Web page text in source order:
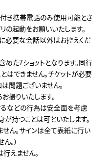
き携帯電話のみ使用可能とさ
の起動をお願いいたします。
必要な会話以外はお控えくだ
た7ショットとなります。同行
できません。チケットが必要
問題ございません。
撮りいたします。
などの行為は安全面を考慮
が持つことは可といたします。
ん。サインは全て表紙に行い
。）
えません。